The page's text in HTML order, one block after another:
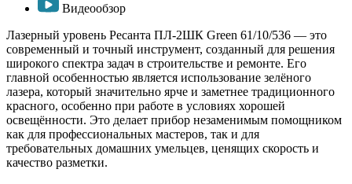
Видеообзор
Лазерный уровень Ресанта ПЛ-2ШК Green 61/10/536 — это
современный и точный инструмент, созданный для решения
широкого спектра задач в строительстве и ремонте. Его
главной особенностью является использование зелёного
лазера, который значительно ярче и заметнее традиционного
красного, особенно при работе в условиях хорошей
освещённости. Это делает прибор незаменимым помощником
как для профессиональных мастеров, так и для
требовательных домашних умельцев, ценящих скорость и
качество разметки.